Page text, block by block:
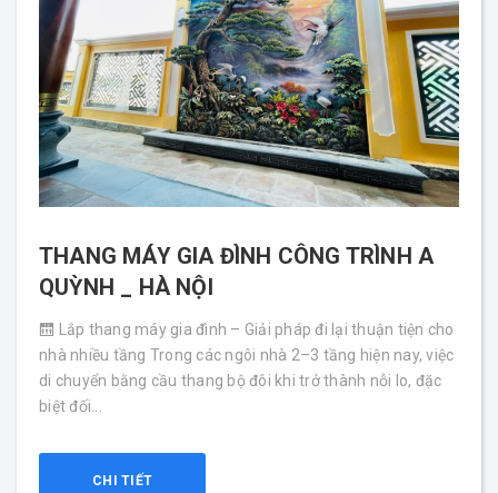
THANG MÁY GIA ĐÌNH CÔNG TRÌNH A
QUỲNH _ HÀ NỘI
🛗 Lắp thang máy gia đình – Giải pháp đi lại thuận tiện cho
nhà nhiều tầng Trong các ngôi nhà 2–3 tầng hiện nay, việc
di chuyển bằng cầu thang bộ đôi khi trở thành nỗi lo, đặc
biệt đối...
CHI TIẾT